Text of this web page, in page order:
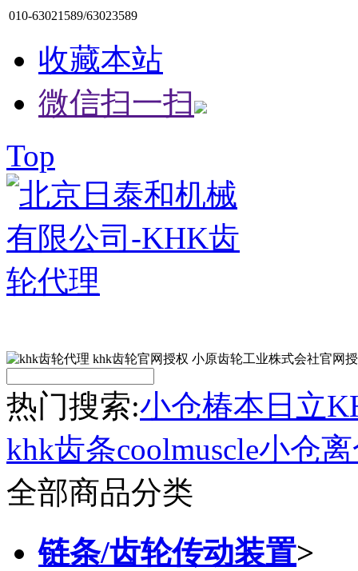
010-63021589/63023589
收藏本站
微信扫一扫
Top
热门搜索:小仓椿本 日立
khk齿条coolmuscle小仓
全部商品分类
链条/齿轮传动装置>